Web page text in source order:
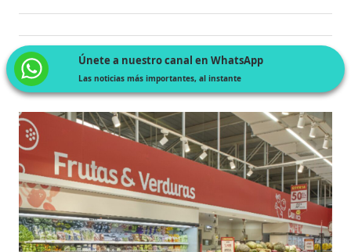
Únete a nuestro canal en WhatsApp
Las noticias más importantes, al instante